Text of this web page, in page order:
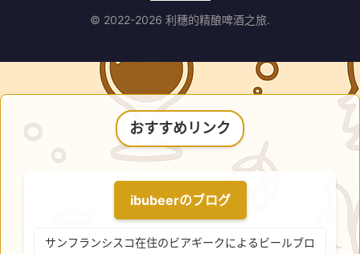
© 2022-2026 利穗的精酿啤酒之旅.
おすすめリンク
ibubeerのブログ
サンフランシスコ在住のビアギークによるビールブロ